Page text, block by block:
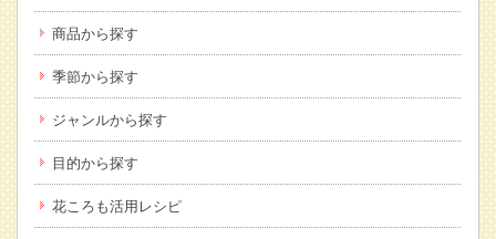
商品から探す
季節から探す
ジャンルから探す
目的から探す
花ころも活用レシピ